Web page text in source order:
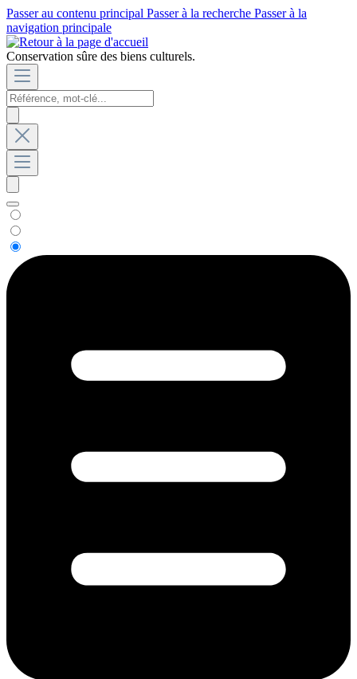
Passer au contenu principal Passer à la recherche Passer à la
navigation principale
Conservation sûre des biens culturels.